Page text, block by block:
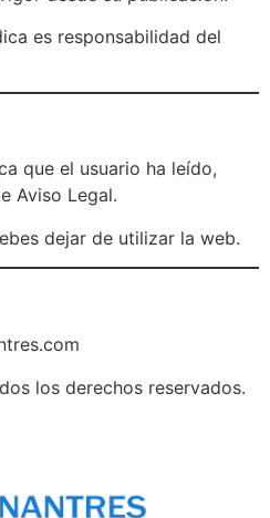
es responsabilidad del
que el usuario ha leído,
Aviso Legal.
dejar de utilizar la web.
los derechos reservados.